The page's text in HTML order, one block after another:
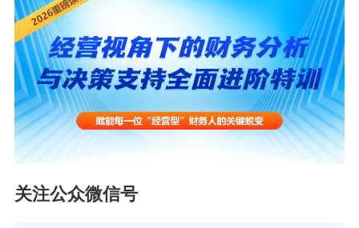
代收是无偿的，并未取得任何收入，那么销售经
理就不存在被追缴个人所得税的情形。
三、改进与应对措施
关注公众微信号